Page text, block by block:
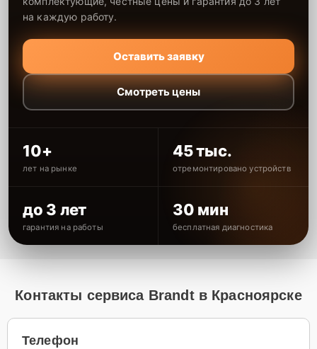
на каждую работу.
Оставить заявку
Смотреть цены
10+
лет на рынке
45 тыс.
отремонтировано устройств
до 3 лет
гарантия на работы
30 мин
бесплатная диагностика
Контакты сервиса Brandt в Красноярске
Телефон